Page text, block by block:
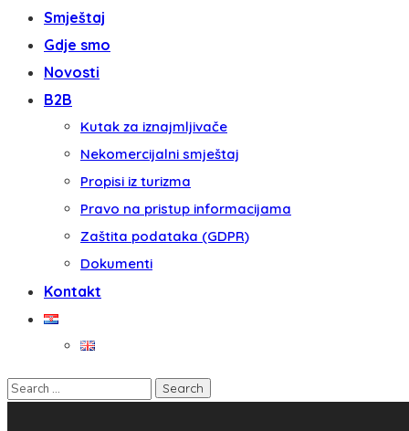
Smještaj
Gdje smo
Novosti
B2B
Kutak za iznajmljivače
Nekomercijalni smještaj
Propisi iz turizma
Pravo na pristup informacijama
Zaštita podataka (GDPR)
Dokumenti
Kontakt